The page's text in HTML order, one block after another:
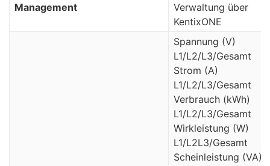
Management
Verwaltung über
KentixONE
Spannung (V)
L1/L2/L3/Gesamt
Strom (A)
L1/L2/L3/Gesamt
Verbrauch (kWh)
L1/L2/L3/Gesamt
Wirkleistung (W)
L1/L2L3/Gesamt
Scheinleistung (VA)